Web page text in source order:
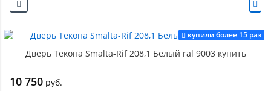
купили более 15 раз
Дверь Текона Smalta-Rif 208,1 Белый ral 9003 купить
10 750 руб.